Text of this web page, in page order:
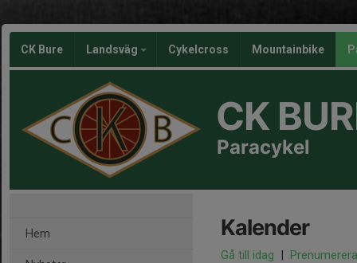
CK Bure Landsväg Cykelcross Mountainbike
CK
Paracykel
Hem Kalender
Gå till idag | Prenumerera